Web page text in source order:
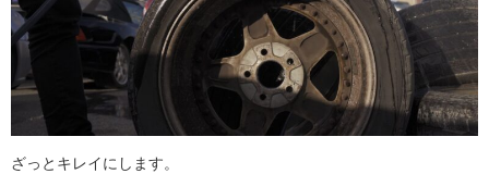
ざっとキレイにします。